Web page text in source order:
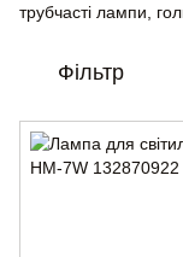
трубчасті лампи,
Фільтр